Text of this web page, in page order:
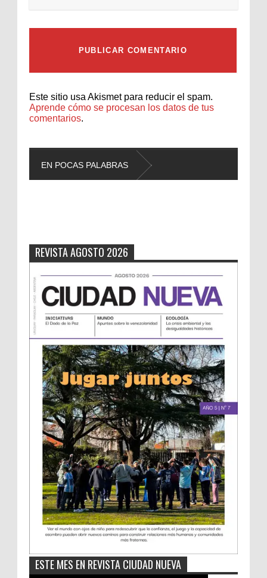
Este sitio usa Akismet para reducir el spam.
Aprende cómo se procesan los datos de tus
comentarios.
EN POCAS PALABRAS
REVISTA AGOSTO 2026
ESTE MES EN REVISTA CIUDAD NUEVA